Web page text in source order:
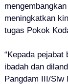
meningkatkan
tugas Pokok
“Kepada
ibadah dan
Pangdam III/Slw